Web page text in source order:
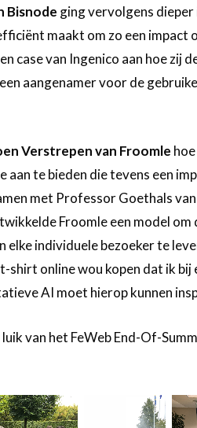
Bisnode ging vervolgens
maakt om zo een impact
case van Ingenico aan hoe zij
aangenamer voor de
Verstrepen van Froomle
aan te bieden die tevens een
met Professor Goethals
Froomle een model
elke individuele bezoeker te
shirt online wou kopen dat ik
AI moet hierop kunnen
van het FeWeb End-Of-